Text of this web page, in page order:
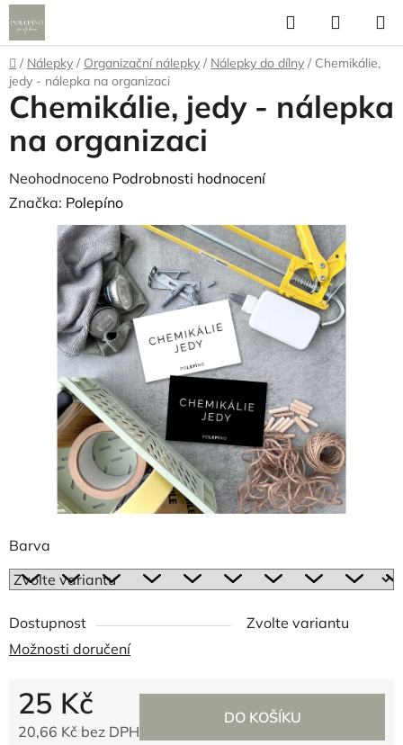
Přejít
na
obsah
Hledat
KOŠÍK
Domů
/ Nálepky / Organizační nálepky / Nálepky do dílny / Chemikálie,
jedy - nálepka na organizaci
Barva
Dostupnost
Zvolte variantu
Možnosti doručení
25 Kč
20,66 Kč bez DPH
DO KOŠÍKU
Chemikálie, jedy - nálepka
na organizaci
Průměrné
hodnocení
produktu
hvězdiček.
Neohodnoceno Podrobnosti hodnocení
Značka: Polepíno